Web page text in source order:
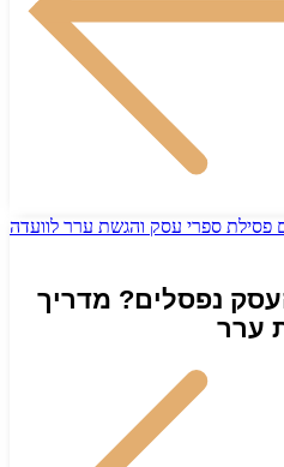
נפסלים? מדריך
ערר